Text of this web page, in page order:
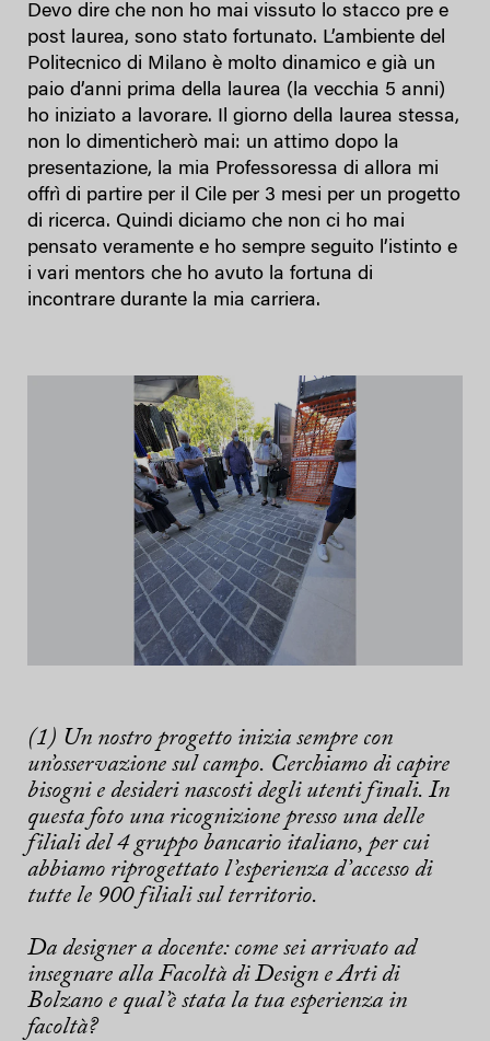
Devo dire che non ho mai vissuto lo stacco pre e
post laurea, sono stato fortunato. L’ambiente del
Politecnico di Milano è molto dinamico e già un
paio d’anni prima della laurea (la vecchia 5 anni)
ho iniziato a lavorare. Il giorno della laurea stessa,
non lo dimenticherò mai: un attimo dopo la
presentazione, la mia Professoressa di allora mi
offrì di partire per il Cile per 3 mesi per un progetto
di ricerca. Quindi diciamo che non ci ho mai
pensato veramente e ho sempre seguito l’istinto e
i vari mentors che ho avuto la fortuna di
incontrare durante la mia carriera.
(1) Un nostro progetto inizia sempre con
un’osservazione sul campo. Cerchiamo di capire
bisogni e desideri nascosti degli utenti finali. In
questa foto una ricognizione presso una delle
filiali del 4 gruppo bancario italiano, per cui
abbiamo riprogettato l’esperienza d’accesso di
tutte le 900 filiali sul territorio.
Da designer a docente: come sei arrivato ad
insegnare alla Facoltà di Design e Arti di
Bolzano e qual’è stata la tua esperienza in
facoltà?